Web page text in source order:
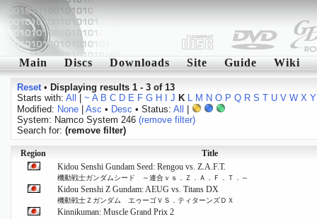
Main Discs Downloads Site Guide Wiki
Reset• Displaying results 1 - 3 of 13
Starts with: All ~ A B C D E F G H J K L M N O P Q R S T U V W X Y
Modified: None| Asc • Desc • Status: All
System: Namco System 246 (remove filter)
Search for: (remove filter)
Region
Title
Kidou Senshi Gundam Seed: Rengou vs. Z.A.F.T.
機動戦士ガンダムシード ～連合ｖｓ．Ｚ．Ａ．Ｆ．Ｔ．～
Kidou Senshi Z Gundam: AEUG vs. Titans DX
機動戦士Ｚガンダム エゥーゴＶＳ．ティターンズＤＸ
Kinnikuman: Muscle Grand Prix 2